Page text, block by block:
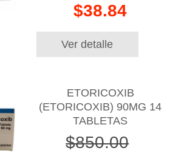
$38.84
Ver detalle
ETORICOXIB
(ETORICOXIB) 90MG 14
TABLETAS
$850.00